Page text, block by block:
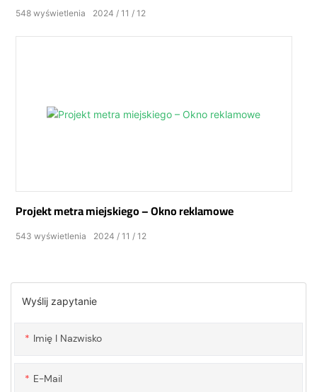
2024 11 12
548 wyświetlenia
Projekt metra miejskiego – Okno reklamowe
2024 11 12
543 wyświetlenia
Wyślij zapytanie
Imię I Nazwisko
E-Mail